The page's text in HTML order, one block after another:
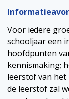
Voor iedere
schooljaar een
hoofdpunten
kennismaking;
leerstof van het
de leerstof zal